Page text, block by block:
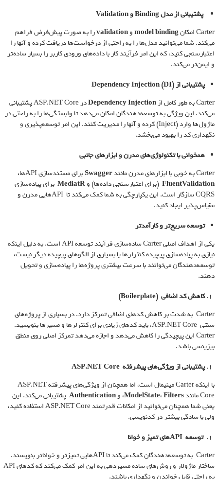
پشتیبانی از مدلBinding وValidation
Carter امکان
model bindingوvalidationرا به صورت پیش‌فرض فراهم
می‌کند. شما می‌توانید مدل‌ها را به راحتی از درخواست‌ها دریافت کرده و آنها را
اعتبارسنجی کنید، که این امر فرآیند کار با داده‌های ورودی کاربر را بسیار ساده‌تر
و ایمن‌تر می‌کند.
پشتیبانی ازDependency Injection (DI)
Carter به طور کامل از
Dependency Injection
در ASP.NET Core پشتیبانی
می‌کند. این ویژگی به توسعه‌دهندگان امکان می‌دهد تا وابستگی‌ها را به راحتی در
ماژول‌ها وارد (Inject) کرده و آنها را مدیریت کنند. این امر توسعه‌پذیری و
نگهداری کد را بهبود می‌بخشد.
همخوانی با تکنولوژی‌های مدرن و ابزارهای جانبی
Carter به خوبی با ابزارهای مدرن مانند
Swaggerبرای مستندسازی APIها،
FluentValidation(برای اعتبارسنجی داده‌ها) وMediatRبرای پیاده‌سازی
CQRS سازگار است. این یکپارچگی به شما کمک می‌کند تا APIهایی مدرن و
مقیاس‌پذیر ایجاد کنید.
توسعه سریع‌تر و کارآمدتر
یکی از اهداف اصلی Carter ساده‌سازی فرآیند توسعه API است. به دلیل اینکه
نیازی به پیاده‌سازی پیچیده کنترلرها یا بسیاری از الگوهای پیچیده دیگر نیست،
توسعه‌دهندگان می‌توانند با سرعت بیشتری پروژه‌ها را پیاده‌سازی و تحویل
دهند.
کاهش کد اضافی (Boilerplate)
Carter به شدت بر کاهش کدهای اضافی تمرکز دارد. در بسیاری از پروژه‌های
سنتی ASP.NET Core، باید کدهای زیادی برای کنترلرها و مسیرها بنویسید.
Carter این پیچیدگی را کاهش می‌دهد و اجازه می‌دهد تمرکز اصلی روی منطق
بیزینسی باشد.
پشتیبانی از ویژگی‌های پیشرفته
با اینکه Carter مینیمال است، اما همچنان از ویژگی‌های پیشرفته ASP.NET
Core مانند
ModelState،Filters ، وAuthenticationپشتیبانی می‌کند. این
یعنی شما همچنان می‌توانید از امکانات قدرتمند ASP.NET Core استفاده کنید،
ولی با سادگی بیشتر در کدنویسی.
توسعه
های تمیز و خوانا
Carter به توسعه‌دهندگان کمک می‌کند تا APIهایی تمیزتر و خواناتر بنویسند.
ساختار ماژولار و روش‌های ساده مسیردهی به این امر کمک می‌کند که کدهای API